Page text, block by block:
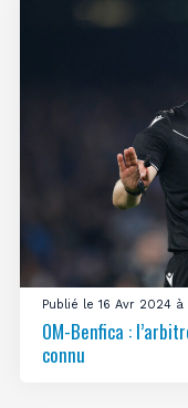
Publié le 16 Avr 2024 à
OM-Benfica :
connu